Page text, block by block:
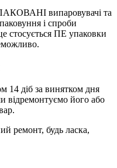
випаровувачі та
і спроби
стосується ПЕ упаковки
14 діб за винятком дня
відремонтуємо його або
ремонт, будь ласка,